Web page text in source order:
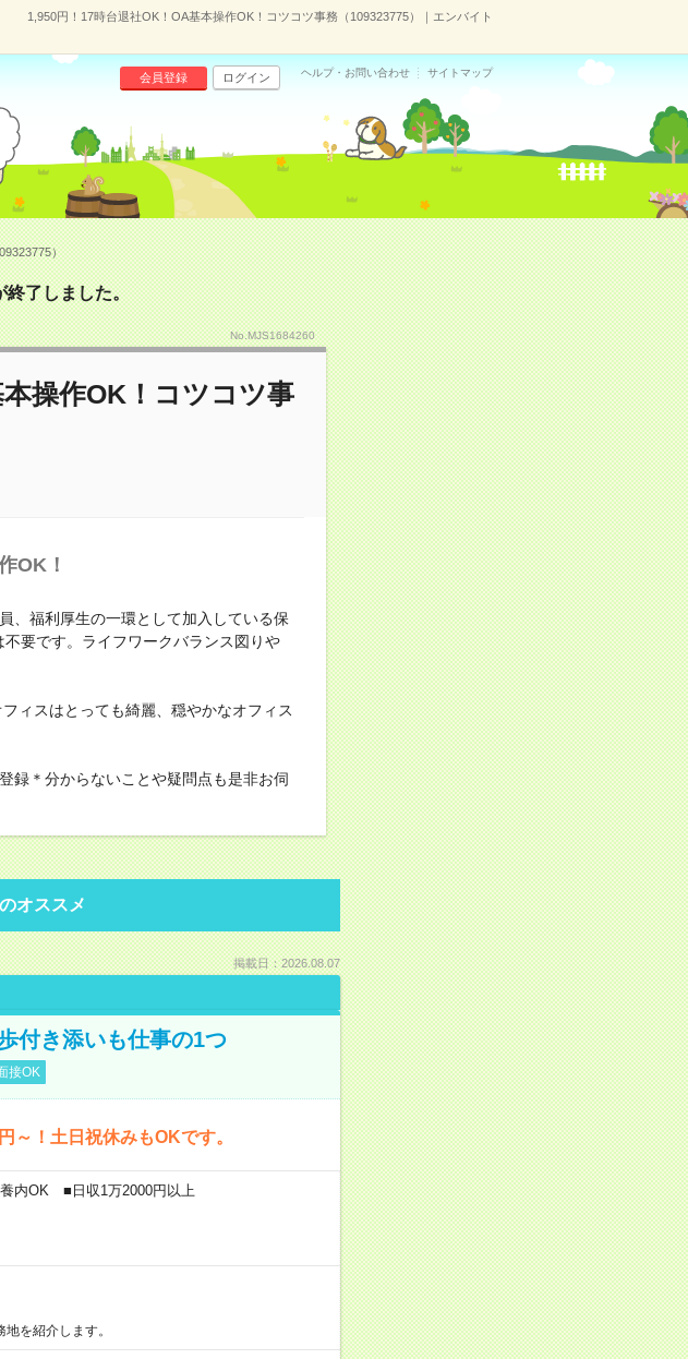
1,950円！17時台退社OK！OA基本操作OK！コツコツ事務（109323775）｜エンバイト
会員登録 ログイン ヘルプ・お問い合わせ サイトマップ
）
終了しました。
No.MJS1684260
操作OK！コツコツ事
OK！
、福利厚生の一環として加入している保
要です。ライフワークバランス図りや
ィスはとっても綺麗、穏やかなオフィス
録＊分からないことや疑問点も是非お伺
オススメ
掲載日：2026.08.07
付き添いも仕事の1つ
接OK
！土日祝休みもOKです。
内OK ■日収1万2000円以上
を紹介します。